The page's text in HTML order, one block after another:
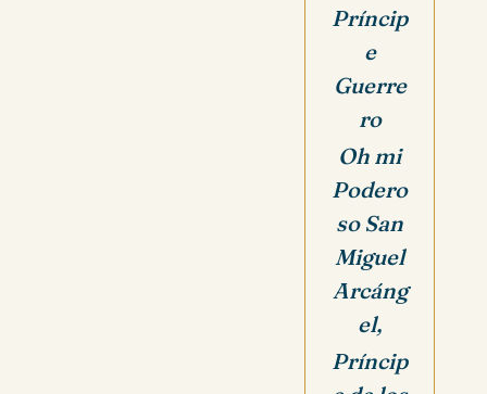
Príncip
e
Guerre
ro
Oh mi
Podero
so San
Miguel
Arcáng
el,
Príncip